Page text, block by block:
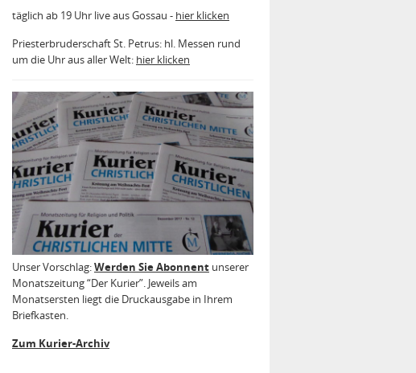
täglich ab 19 Uhr live aus Gossau - hier klicken
Priesterbruderschaft St. Petrus: hl. Messen rund
um die Uhr aus aller Welt: hier klicken
Unser Vorschlag:Werden Sie Abonnent unserer
Monatszeitung “Der Kurier”. Jeweils am
Monatsersten liegt die Druckausgabe in Ihrem
Briefkasten.
Zum Kurier-Archiv